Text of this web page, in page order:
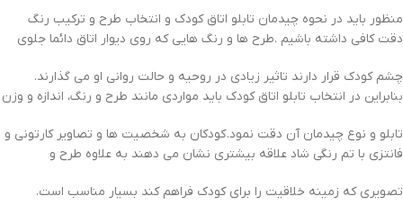
منظور باید در نحوه چیدمان تابلو اتاق کودک و انتخاب طرح و ترکیب رنگ
دقت کافی داشته باشیم .طرح ها و رنگ هایی که روی دیوار اتاق دائما جلوی
چشم کودک قرار دارند تاثیر زیادی در روحیه و حالت روانی او می گذارند.
بنابراین در انتخاب تابلو اتاق کودک باید مواردی مانند طرح و رنگ، اندازه و وزن
تابلو و نوع چیدمان آن دقت نمود. کودکان به شخصیت ها و تصاویر کارتونی و
فانتزی با تم رنگی شاد علاقه بیشتری نشان می دهند به علاوه طرح و
تصویری که زمینه خلاقیت را برای کودک فراهم کند بسیار مناسب است.